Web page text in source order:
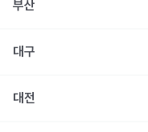
부산
대구
대전